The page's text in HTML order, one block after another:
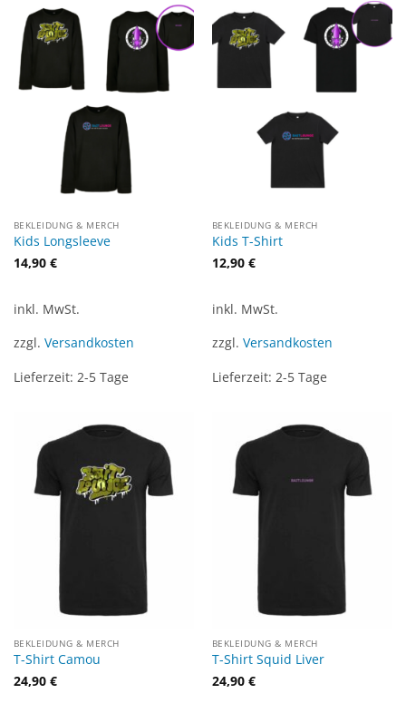
BEKLEIDUNG & MERCH
Kids Longsleeve
14,90 €
inkl. MwSt.
zzgl. Versandkosten
Lieferzeit: 2-5 Tage
BEKLEIDUNG & MERCH
Kids T-Shirt
12,90 €
inkl. MwSt.
zzgl. Versandkosten
Lieferzeit: 2-5 Tage
BEKLEIDUNG & MERCH
T-Shirt Camou
24,90 €
BEKLEIDUNG & MERCH
T-Shirt Squid Liver
24,90 €